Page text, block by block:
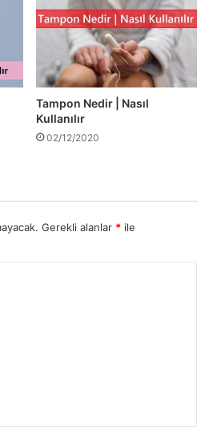
Tampon Nedir | Nasıl
Kullanılır
02/12/2020
Gerekli alanlar * ile